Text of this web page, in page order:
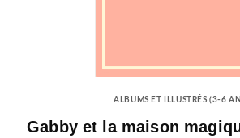
ALBUMS ET ILLUSTRÉS (3-6
Gabby et la maison